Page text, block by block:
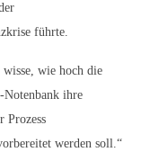
führte.
wisse, wie hoch die
Notenbank ihre
Prozess
werden soll.“